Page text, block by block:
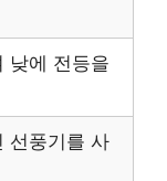
낮에 전등을
선풍기를 사